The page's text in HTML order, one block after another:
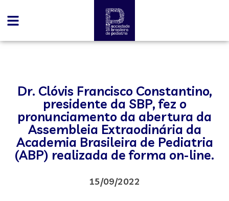
Dr. Clóvis Francisco Constantino,
presidente da SBP, fez o
pronunciamento da abertura da
Assembleia Extraodinária da
Academia Brasileira de Pediatria
(ABP) realizada de forma on-line.
15/09/2022